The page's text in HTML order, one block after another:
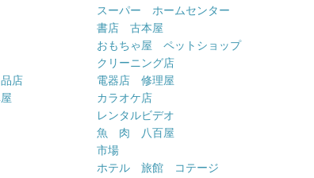
スーパー ホームセンター
書店 古本屋
おもちゃ屋 ペットショップ
クリーニング店
店
電器店 修理屋
カラオケ店
レンタルビデオ
魚 肉 八百屋
市場
ホテル 旅館 コテージ